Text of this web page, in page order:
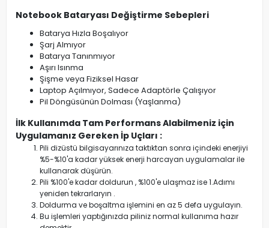
Notebook Bataryası Değiştirme Sebepleri
Batarya Hızla Boşalıyor
Şarj Almıyor
Batarya Tanınmıyor
Aşırı Isınma
Şişme veya Fiziksel Hasar
Laptop Açılmıyor, Sadece Adaptörle Çalışıyor
Pil Döngüsünün Dolması (Yaşlanma)
İlk Kullanımda Tam Performans Alabilmeniz için
Uygulamanız Gereken İp Uçları :
Pili dizüstü bilgisayarınıza taktıktan sonra içindeki enerjiyi
%5-%10'a kadar yüksek enerji harcayan uygulamalar ile
kullanarak düşürün.
Pili %100'e kadar doldurun , %100'e ulaşmaz ise 1.Adımı
yeniden tekrarlaryın .
Doldurma ve boşaltma işlemini en az 5 defa uygulayın.
Bu işlemleri yaptığınızda piliniz normal kullanıma hazır